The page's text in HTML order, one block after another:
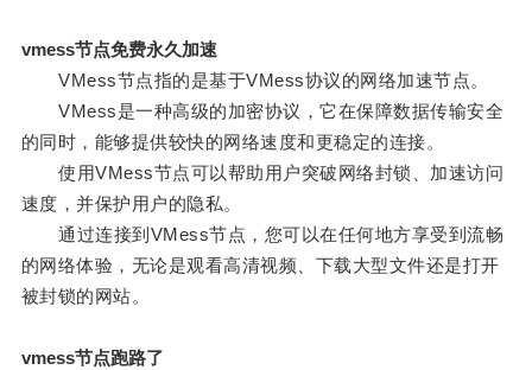
vmess节点免费永久加速
VMess节点指的是基于VMess协议的网络加速节点。
VMess是一种高级的加密协议，它在保障数据传输安全
的同时，能够提供较快的网络速度和更稳定的连接。
使用VMess节点可以帮助用户突破网络封锁、加速访问
速度，并保护用户的隐私。
通过连接到VMess节点，您可以在任何地方享受到流畅
的网络体验，无论是观看高清视频、下载大型文件还是打开
被封锁的网站。
vmess节点跑路了